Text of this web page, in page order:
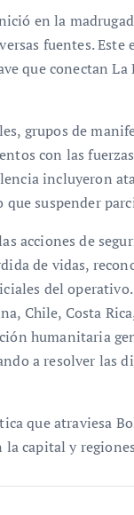
en la
fuentes. Este
que conectan
grupos de
con las
incluyeron
suspender
acciones de
de vidas,
del
Chile, Costa
humanitaria
a resolver las
que atraviesa
capital y